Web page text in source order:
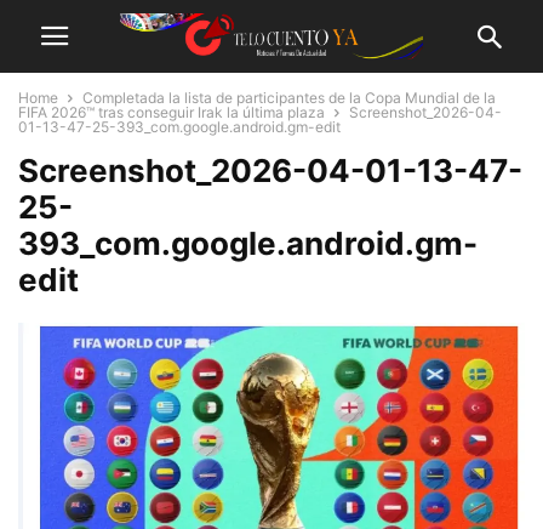
Home
Completada la lista de participantes de la Copa Mundial de la
FIFA 2026™ tras conseguir Irak la última plaza
Screenshot_2026-04-
01-13-47-25-393_com.google.android.gm-edit
Screenshot_2026-04-01-13-47-
25-
393_com.google.android.gm-
edit